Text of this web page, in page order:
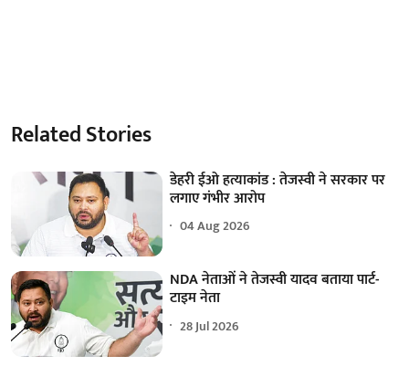
Related Stories
डेहरी ईओ हत्याकांड : तेजस्वी ने सरकार पर
लगाए गंभीर आरोप
04 Aug 2026
NDA नेताओं ने तेजस्वी यादव बताया पार्ट-
टाइम नेता
28 Jul 2026